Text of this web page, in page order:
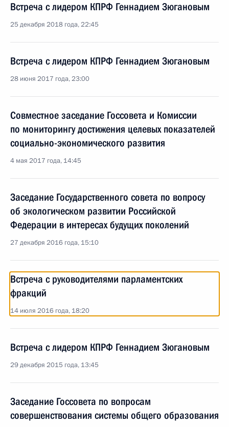
Встреча с лидером КПРФ Геннадием Зюгановым
25 декабря 2018 года, 22:45
Встреча с лидером КПРФ Геннадием Зюгановым
28 июня 2017 года, 23:00
Совместное заседание Госсовета и Комиссии
по мониторингу достижения целевых показателей
социально-экономического развития
4 мая 2017 года, 14:45
Заседание Государственного совета по вопросу
об экологическом развитии Российской
Федерации в интересах будущих поколений
27 декабря 2016 года, 15:10
Встреча с руководителями парламентских
фракций
14 июля 2016 года, 18:20
Встреча с лидером КПРФ Геннадием Зюгановым
29 декабря 2015 года, 13:45
Заседание Госсовета по вопросам
совершенствования системы общего образования